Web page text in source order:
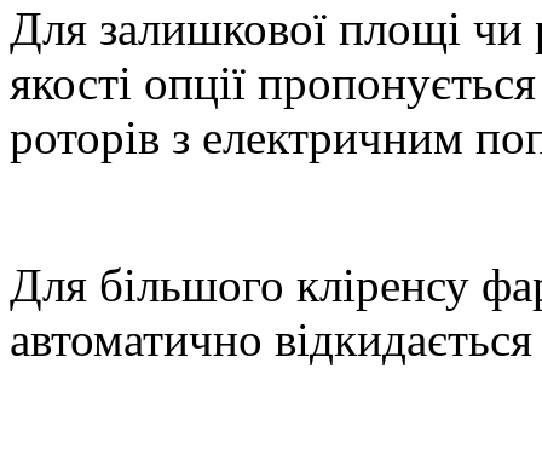
Для залишкової площі чи
якості опції
роторів з електричним
Для більшого кліренсу
автоматично